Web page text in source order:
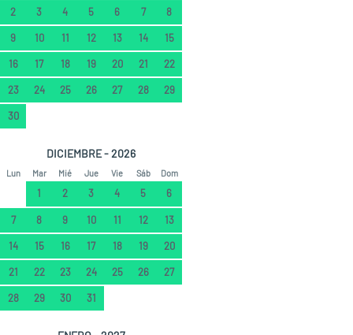
2 3 4 5 6 7 8
9 10 11 12 13 14 15
16 17 18 19 20 21 22
23 24 25 26 27 28 29
30
DICIEMBRE - 2026
Lun Mar Mié Jue Vie Sáb Dom
1 2 3 4 5 6
7 8 9 10 11 12 13
14 15 16 17 18 19 20
21 22 23 24 25 26 27
28 29 30 31